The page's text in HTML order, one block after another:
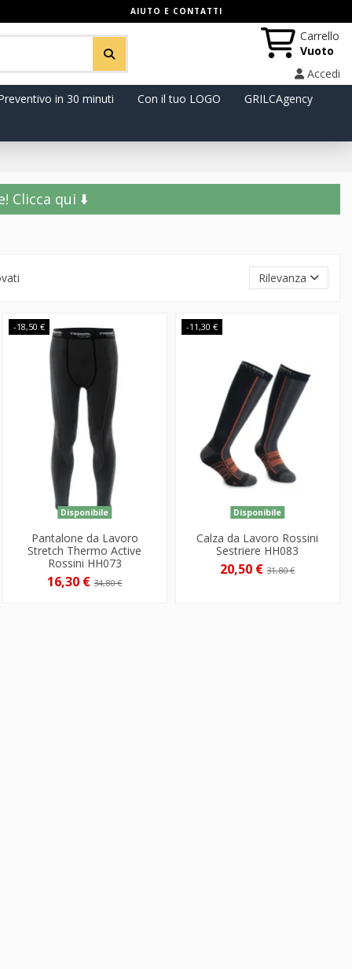
AIUTO E CONTATTI
Carrello
Vuoto
Accedi
in 30 minuti Con il tuo LOGO
GRILCAgency
Clicca qui ⬇️
Rilevanza
-18,50 €
Disponibile
Pantalone da Lavoro
Stretch Thermo Active
Rossini HH073
16,30 €34,80 €
-11,30 €
Disponibile
Calza da Lavoro Rossini
Sestriere HH083
20,50 €31,80 €